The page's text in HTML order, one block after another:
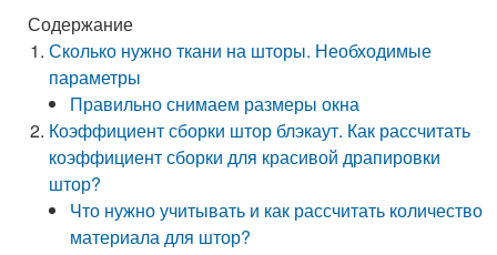
Содержание
Сколько нужно ткани на шторы. Необходимые
параметры
Правильно снимаем размеры окна
Коэффициент сборки штор блэкаут. Как рассчитать
коэффициент сборки для красивой драпировки
штор?
Что нужно учитывать и как рассчитать количество
материала для штор?